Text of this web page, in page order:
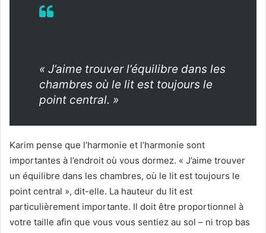
« J’aime trouver l’équilibre dans les
chambres où le lit est toujours le
point central. »
Karim pense que l’harmonie et l’harmonie sont
importantes à l’endroit où vous dormez. « J’aime trouver
un équilibre dans les chambres, où le lit est toujours le
point central », dit-elle. La hauteur du lit est
particulièrement importante. Il doit être proportionnel à
votre taille afin que vous vous sentiez au sol – ni trop bas